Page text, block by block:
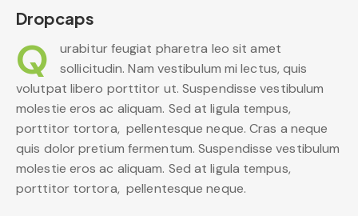
Dropcaps
Q
urabitur feugiat pharetra leo sit amet
sollicitudin. Nam vestibulum mi lectus, quis
volutpat libero porttitor ut. Suspendisse vestibulum
molestie eros ac aliquam. Sed at ligula tempus,
porttitor tortora, pellentesque neque. Cras a neque
quis dolor pretium fermentum. Suspendisse vestibulum
molestie eros ac aliquam. Sed at ligula tempus,
porttitor tortora, pellentesque neque.